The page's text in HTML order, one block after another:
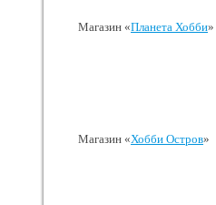
Магазин «Планета Хобби»
Магазин «Хобби Остров»